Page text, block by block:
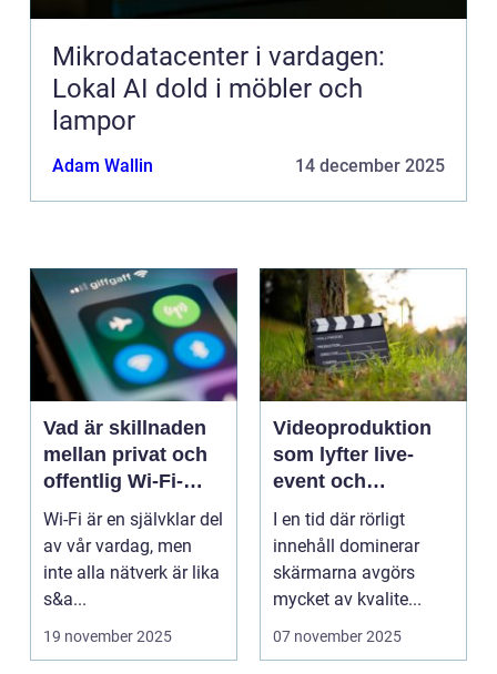
Mikrodatacenter i vardagen:
Lokal AI dold i möbler och
lampor
Adam Wallin 14 december 2025
Vad är skillnaden
mellan privat och
offentlig Wi-Fi-
säkerhet?
Wi-Fi är en självklar del
av vår vardag, men
inte alla nätverk är lika
s&a...
19 november 2025
Videoproduktion
som lyfter live-
event och
varumärken
I en tid där rörligt
innehåll dominerar
skärmarna avgörs
mycket av kvalite...
07 november 2025